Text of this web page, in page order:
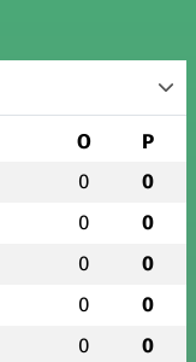
O P
0 0
0 0
0 0
0 0
0 0